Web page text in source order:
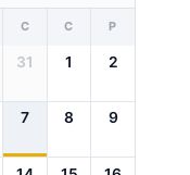
C C P
31 1 2
7 8 9